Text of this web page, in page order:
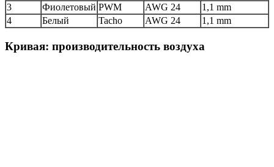
3
Фиолетовый PWM AWG 24
1,1 mm
4
Белый Tacho AWG 24 1,1 mm
Кривая: производительность воздуха